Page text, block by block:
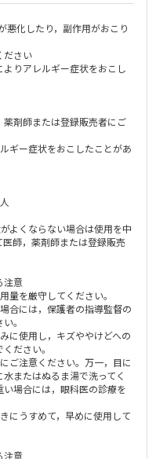
悪化したり，副作用がおこり
ださい
りアレルギー症状をおこし
剤師または登録販売者にご
ギー症状をおこしたことがあ
よくならない場合は使用を中
師，薬剤師または登録販売
注意
量を厳守してください。
合には，保護者の指導監督の
。
に使用し，キズややけどへの
ださい。
ご注意ください。万一，目に
またはぬるま湯で洗ってく
場合には，眼科医の診療を
にうすめて，早めに使用して
注意